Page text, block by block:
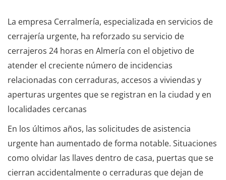
La empresa Cerralmería, especializada en servicios de
cerrajería urgente, ha reforzado su servicio de
cerrajeros 24 horas en Almería con el objetivo de
atender el creciente número de incidencias
relacionadas con cerraduras, accesos a viviendas y
aperturas urgentes que se registran en la ciudad y en
localidades cercanas
En los últimos años, las solicitudes de asistencia
urgente han aumentado de forma notable. Situaciones
como olvidar las llaves dentro de casa, puertas que se
cierran accidentalmente o cerraduras que dejan de